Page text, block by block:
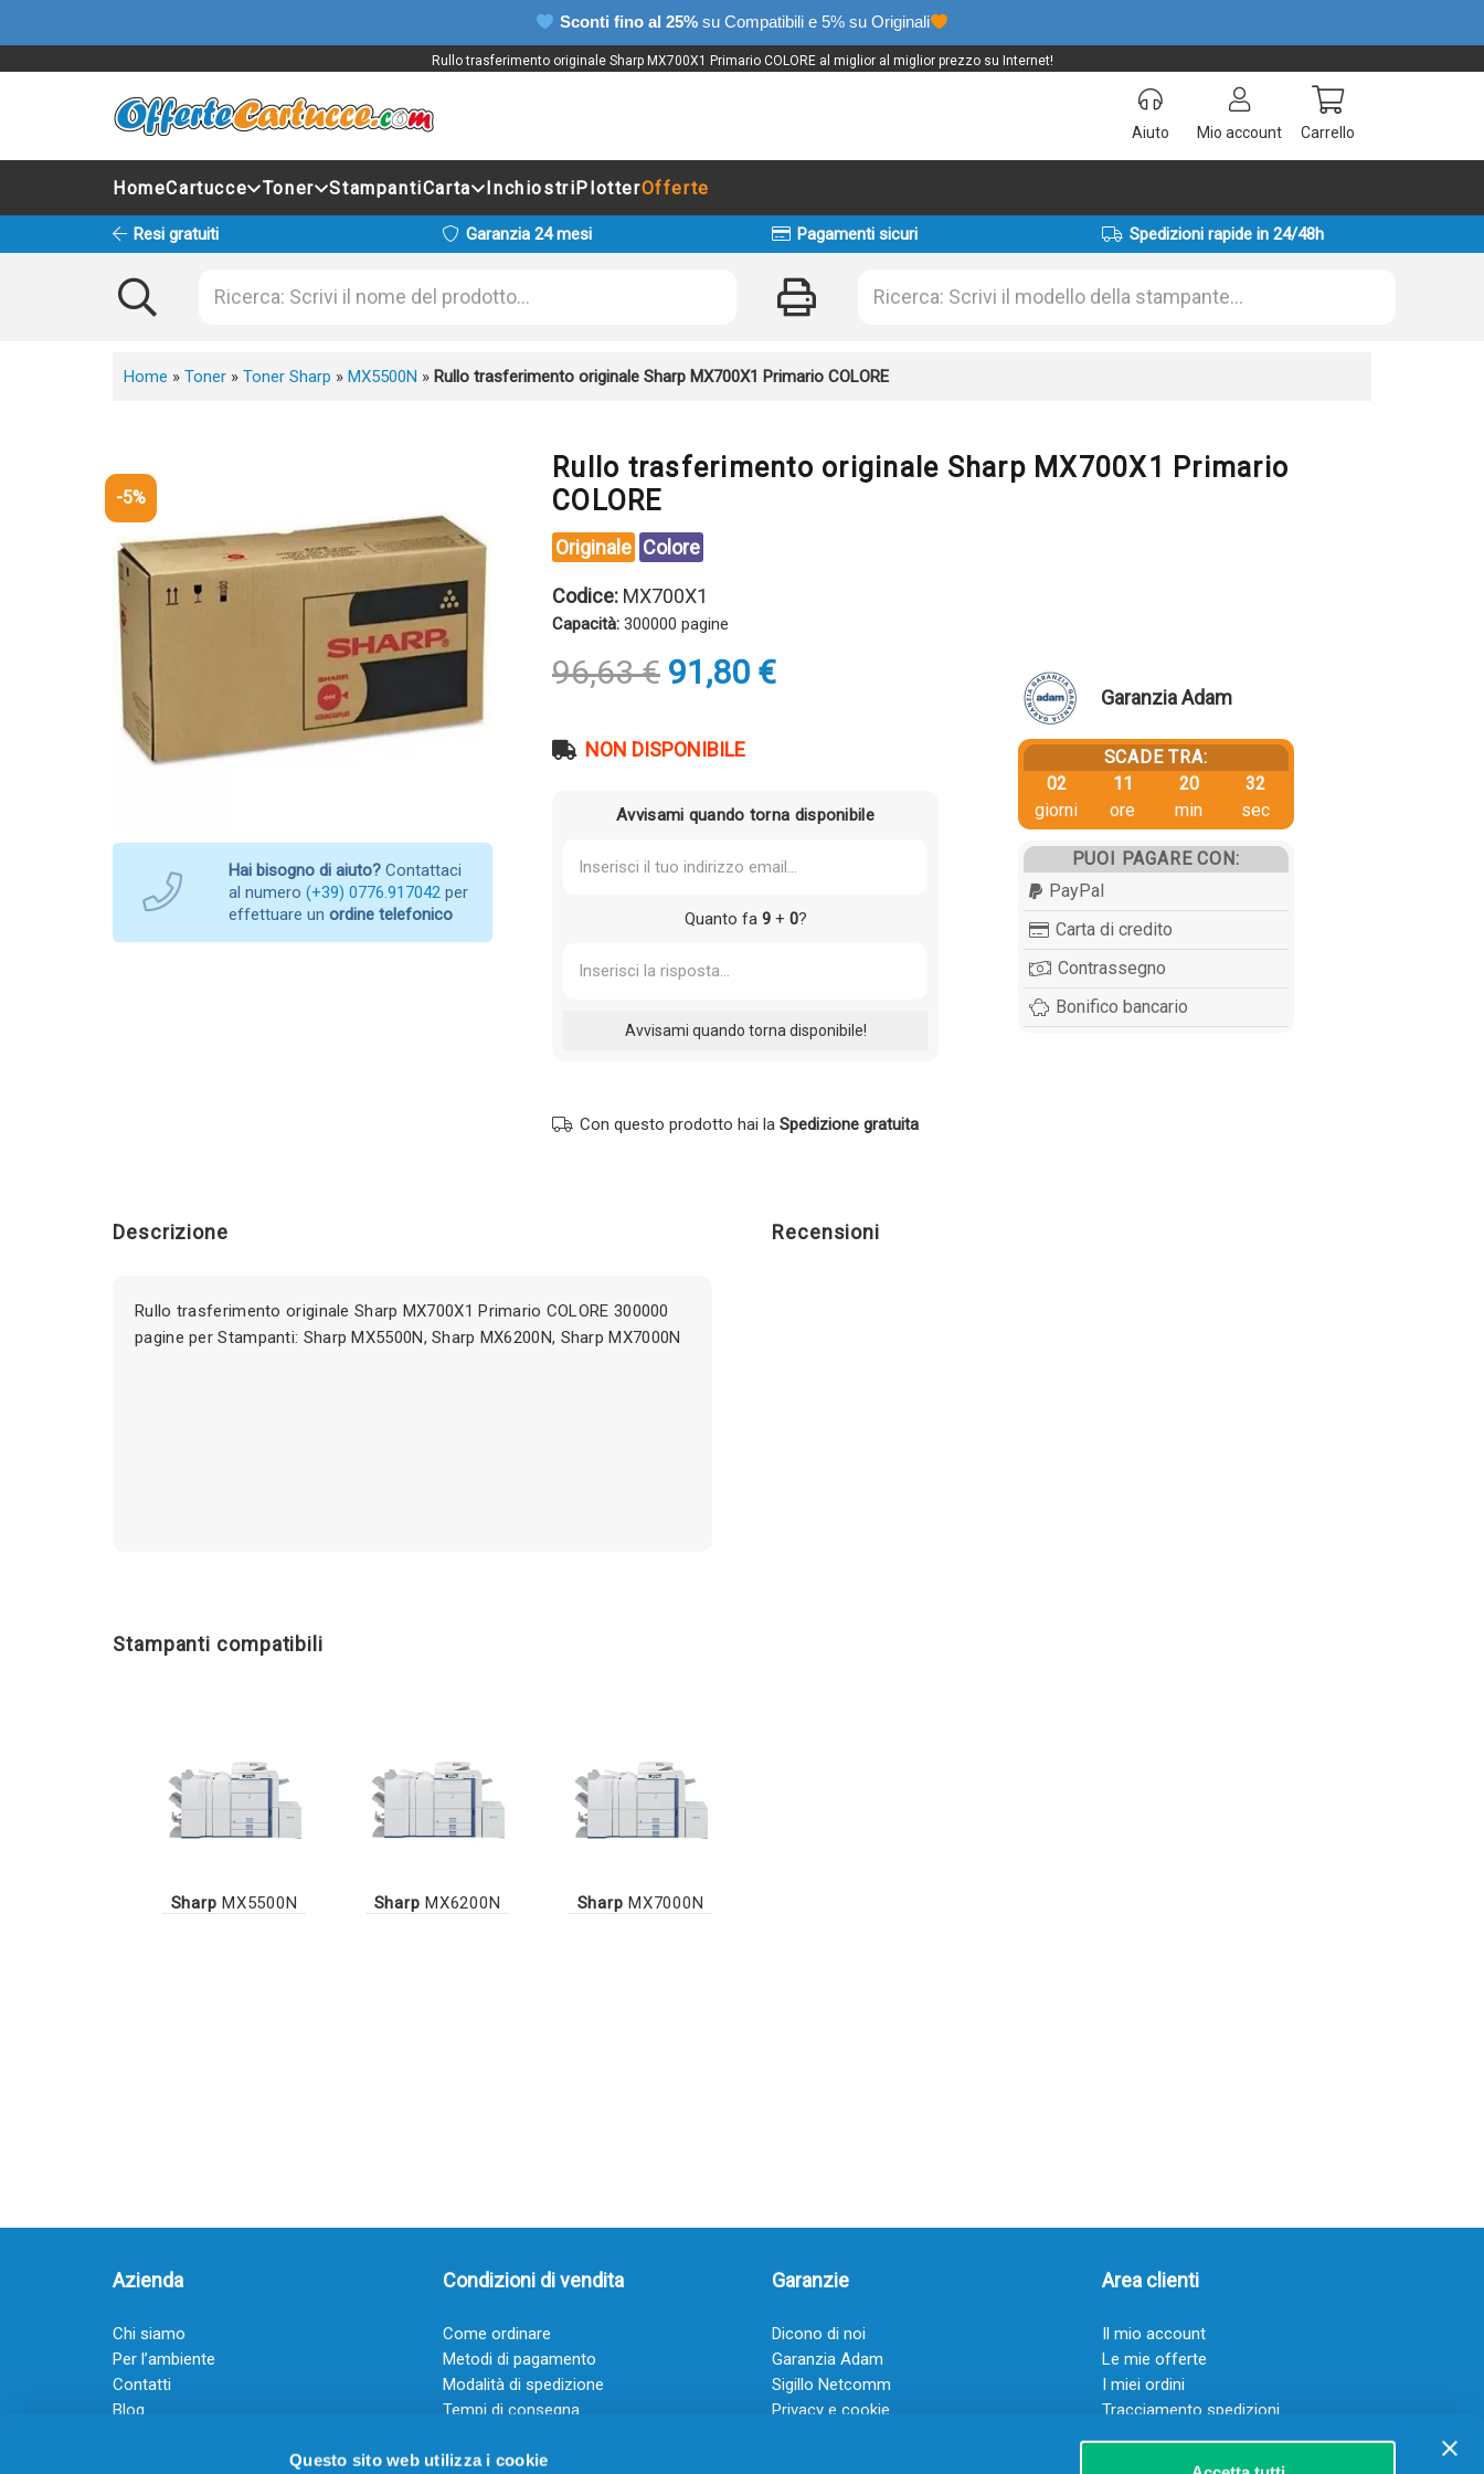
Questo sito web utilizza i cookie
Sconti fino al 25% su Compatibili e 5% su Originali
Rullo trasferimento originale Sharp MX700X1 Primario COLORE al miglior al miglior prezzo su Internet!
Aiuto Mio account Carrello
HomeCartucce Toner StampantiCarta InchiostriPlotterOfferte
Resi gratuiti Garanzia 24 mesi Pagamenti sicuri Spedizioni rapide in 24/48h
Home » Toner » Toner Sharp » MX5500N » Rullo trasferimento originale Sharp MX700X1 Primario COLORE
-5%
Hai bisogno di aiuto? Contattaci
al numero (+39) 0776.917042 per
effettuare un ordine telefonico
Rullo trasferimento originale Sharp MX700X1 Primario
COLORE
Originale Colore
Codice: MX700X1
Capacità: 300000 pagine
96,63€ Il
prezzo
era:
91,80 €Il
NON DISPONIBILE
Avvisami quando torna disponibile
Quanto fa 9+ 0?
Con questo prodotto hai la Spedizione gratuita
Garanzia Adam
SCADE TRA:
02
giorni
11
ore
20
min
32
sec
PUOI PAGARE CON:
PayPal
Carta di credito
Contrassegno
Bonifico bancario
Descrizione
Rullo trasferimento originale Sharp MX700X1 Primario COLORE 300000
pagine per Stampanti: Sharp MX5500N, Sharp MX6200N, Sharp MX7000N
Recensioni
Stampanti compatibili
Sharp MX5500N Sharp MX6200N Sharp MX7000N
Azienda
Chi siamo
Per l’ambiente
Contatti
Blog
Guadagna con il Dropship
Condizioni di vendita
Come ordinare
Metodi di pagamento
Modalità di spedizione
Tempi di consegna
Garanzie
Dicono di noi
Garanzia Adam
Sigillo Netcomm
Privacy e cookie
Area clienti
Il mio account
Le mie offerte
I miei ordini
Tracciamento spedizioni
Resi
Servizio clienti